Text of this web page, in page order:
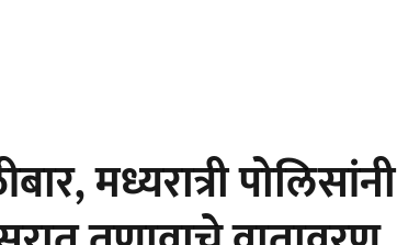
मध्यरात्री पोलिसांनी